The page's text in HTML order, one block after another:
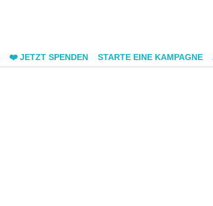
❤️ JETZT SPENDEN STARTE EINE KAMPAGNE